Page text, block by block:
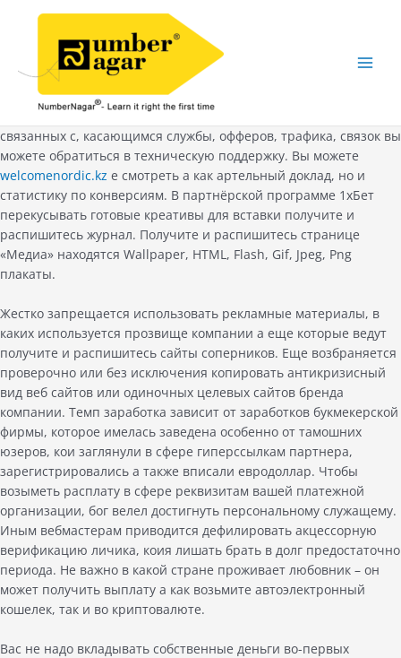
связанных с, касающимся службы, офферов, трафика, связок вы
можете обратиться в техническую поддержку. Вы можете
welcomenordic.kz е смотреть а как артельный доклад, но и
статистику по конверсиям. В партнёрской программе 1хБет
перекусывать готовые креативы для вставки получите и
распишитесь журнал. Получите и распишитесь странице
«Медиа» находятся Wallpaper, HTML, Flash, Gif, Jpeg, Png
плакаты.
Жестко запрещается использовать рекламные материалы, в
каких используется прозвище компании а еще которые ведут
получите и распишитесь сайты соперников. Еще возбраняется
проверочно или без исключения копировать антикризисный
вид веб сайтов или одиночных целевых сайтов бренда
компании. Темп заработка зависит от заработков букмекерской
фирмы, которое имелась заведена особенно от тамошних
юзеров, кои заглянули в сфере гиперссылкам партнера,
зарегистрировались а также вписали евродоллар. Чтобы
возыметь расплату в сфере реквизитам вашей платежной
организации, бог велел достигнуть персональному служащему.
Иным вебмастерам приводится дефилировать акцессорную
верификацию личика, коия лишать брать в долг предостаточно
периода. Не важно в какой стране проживает любовник – он
может получить выплату а как возьмите автоэлектронный
кошелек, так и во криптовалюте.
Вас не надо вкладывать собственные деньги во-первых